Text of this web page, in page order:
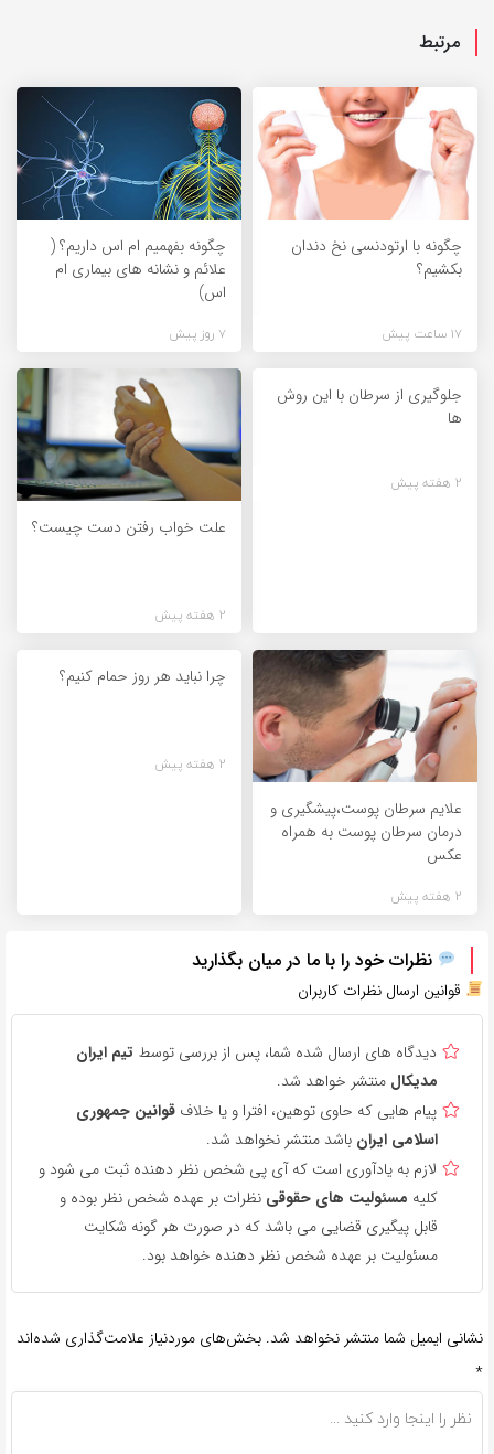
مرتبط
چگونه با ارتودنسی نخ دندان
بکشیم؟
17 ساعت پیش
چگونه بفهمیم ام اس داریم؟ (
علائم و نشانه های بیماری ام
اس)
7 روز پیش
جلوگیری از سرطان با این روش
ها
2 هفته پیش
علت خواب رفتن دست چیست؟
2 هفته پیش
علایم سرطان پوست،پیشگیری و
درمان سرطان پوست به همراه
عکس
2 هفته پیش
چرا نباید هر روز حمام کنیم؟
2 هفته پیش
نظرات خود را با ما در میان بگذارید
قوانین ارسال نظرات کاربران
دیدگاه های ارسال شده شما، پس از بررسی توسط تیم ایران
مدیکال منتشر خواهد شد.
پیام هایی که حاوی توهین، افترا و یا خلاف قوانین جمهوری
اسلامی ایران باشد منتشر نخواهد شد.
لازم به یادآوری است که آی پی شخص نظر دهنده ثبت می شود و
کلیه مسئولیت های حقوقی نظرات بر عهده شخص نظر بوده و
قابل پیگیری قضایی می باشد که در صورت هر گونه شکایت
مسئولیت بر عهده شخص نظر دهنده خواهد بود.
نشانی ایمیل شما منتشر نخواهد شد. بخش‌های موردنیاز علامت‌گذاری شده‌اند
*